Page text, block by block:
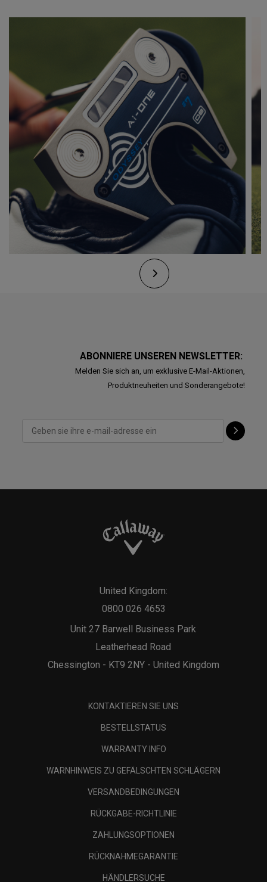
ABONNIERE UNSEREN NEWSLETTER:
Melden Sie sich an, um exklusive E-Mail-Aktionen,
Produktneuheiten und Sonderangebote!
Unit 27 Barwell Business Park
Leatherhead Road
Chessington - KT9 2NY - United Kingdom
United Kingdom:
0800 026 4653
KONTAKTIEREN SIE UNS
BESTELLSTATUS
WARRANTY INFO
WARNHINWEIS ZU GEFÄLSCHTEN SCHLÄGERN
VERSANDBEDINGUNGEN
RÜCKGABE-RICHTLINIE
ZAHLUNGSOPTIONEN
RÜCKNAHMEGARANTIE
HÄNDLERSUCHE